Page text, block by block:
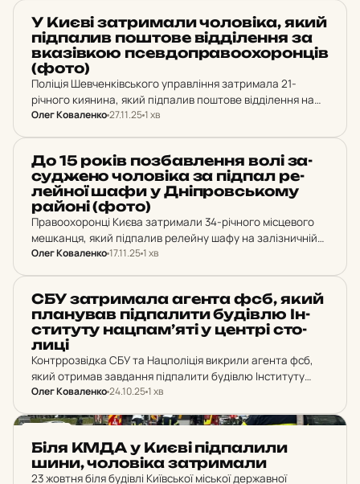
НОВИНИ
У Києві зат­ри­ма­ли чо­ло­ві­ка, який
під­па­лив пош­то­ве від­ді­лен­ня за
вка­зів­кою псев­доп­ра­во­о­хо­рон­ців
(фото)
Поліція Шевченківського управління затримала 21-
річного киянина, який підпалив поштове відділення на
вулиці Юрія Іллєнка після телефонної розмови з
Олег Коваленко27.11.251 хв
НОВИНИ
До 15 років поз­бав­лен­ня волі за­
су­дже­но чо­ло­ві­ка за підпал ре­
лей­ної шафи у Дніп­ров­сько­му
районі (фото)
Правоохоронці Києва затримали 34-річного місцевого
мешканця, який підпалив релейну шафу на залізничній
станції за вказівкою ворожих спецслужб, сподіваючись
Олег Коваленко17.11.251 хв
НОВИНИ
СБУ зат­ри­ма­ла агента фсб, який
пла­ну­вав під­па­ли­ти бу­дів­лю Ін­
сти­ту­ту нацпам’яті у центрі сто­
ли­ці
Контррозвідка СБУ та Нацполіція викрили агента фсб,
який отримав завдання підпалити будівлю Інституту
національної пам'яті у центрі столиці для створення
Олег Коваленко24.10.251 хв
Біля КМДА у Києві під­па­ли­ли
шини, чо­ло­ві­ка зат­ри­ма­ли
23 жовтня біля будівлі Київської міської державної